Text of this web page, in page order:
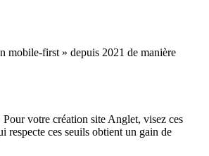
mobile-first » depuis 2021 de manière
votre création site Anglet, visez ces
ces seuils obtient un gain de